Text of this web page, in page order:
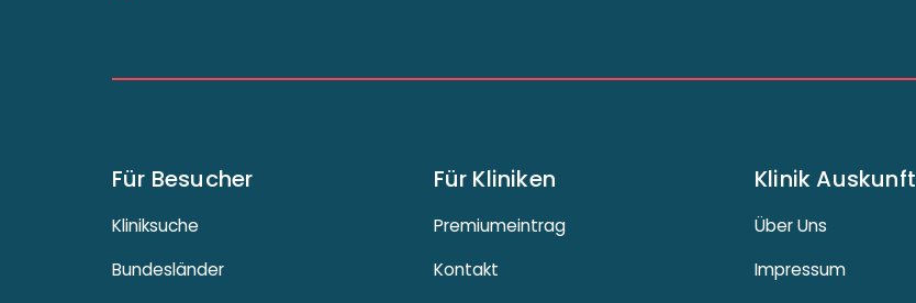
Für Besucher
Kliniksuche
Bundesländer
Für Kliniken
Premiumeintrag
Kontakt
Klinik Auskunft
Über Uns
Impressum